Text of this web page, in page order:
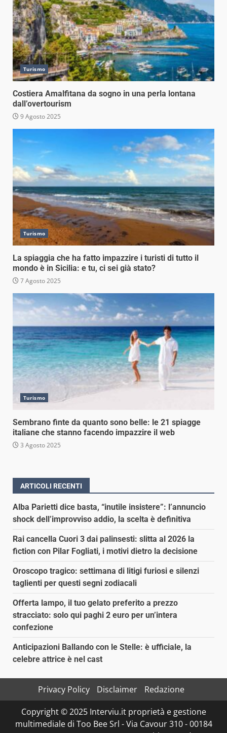
Turismo
Costiera Amalfitana da sogno in una perla lontana
dall’overtourism
9 Agosto 2025
Turismo
La spiaggia che ha fatto impazzire i turisti di tutto il
mondo è in Sicilia: e tu, ci sei già stato?
7 Agosto 2025
Turismo
Sembrano finte da quanto sono belle: le 21 spiagge
italiane che stanno facendo impazzire il web
3 Agosto 2025
ARTICOLI RECENTI
Alba Parietti dice basta, “inutile insistere”: l’annuncio
shock dell’improvviso addio, la scelta è definitiva
Rai cancella Cuori 3 dai palinsesti: slitta al 2026 la
fiction con Pilar Fogliati, i motivi dietro la decisione
Oroscopo tragico: settimana di litigi furiosi e silenzi
taglienti per questi segni zodiacali
Offerta lampo, il tuo gelato preferito a prezzo
stracciato: solo qui paghi 2 euro per un’intera
confezione
Anticipazioni Ballando con le Stelle: è ufficiale, la
celebre attrice è nel cast
Privacy Policy Disclaimer
Redazione
Copyright © 2025 Interviu.it proprietà e gestione
multimediale di Too Bee Srl - Via Cavour 310 - 00184